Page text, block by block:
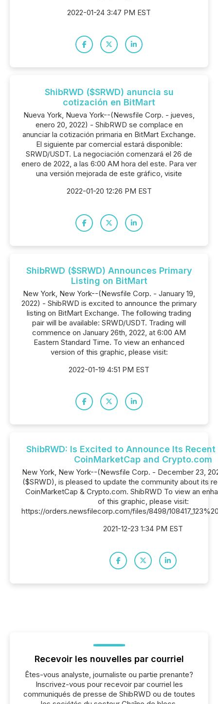
2022-01-24 3:47 PM EST
ShibRWD ($SRWD) anuncia su
cotización en BitMart
Nueva York, Nueva York--(Newsfile Corp. - jueves,
enero 20, 2022) - ShibRWD se complace en
anunciar la cotización primaria en BitMart Exchange.
El siguiente par comercial estará disponible:
SRWD/USDT. La negociación comenzará el 26 de
enero de 2022, a las 6:00 AM hora del este. Para ver
una versión mejorada de este gráfico, visite
2022-01-20 12:26 PM EST
ShibRWD ($SRWD) Announces Primary
Listing on BitMart
New York, New York--(Newsfile Corp. - January 19,
2022) - ShibRWD is excited to announce the primary
listing on BitMart Exchange. The following trading
pair will be available: SRWD/USDT. Trading will
commence on January 26th, 2022, at 6:00 AM
Eastern Standard Time. To view an enhanced
version of this graphic, please visit:
2022-01-19 4:51 PM EST
ShibRWD: Is Excited to Announce Its
CoinMarketCap and Crypto.com
New York, New York--(Newsfile Corp. - December 23,
($SRWD), is pleased to update the community about its
CoinMarketCap & Crypto.com. ShibRWD To view an
of this graphic, please visit:
https://orders.newsfilecorp.com/files/8498/
2021-12-23 1:34 PM EST
Recevoir les nouvelles par courriel
Êtes-vous analyste, journaliste ou partie prenante?
Inscrivez-vous pour recevoir par courriel les
communiqués de presse de ShibRWD ou de toutes